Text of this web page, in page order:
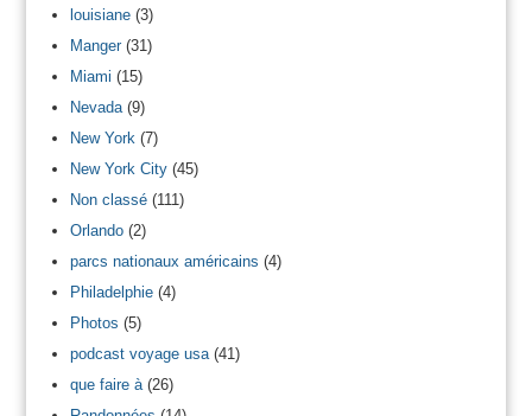
louisiane(3)
Manger(31)
Miami (15)
Nevada(9)
New York (7)
New York City(45)
Non classé(111)
Orlando(2)
parcs nationaux américains (4)
Philadelphie(4)
Photos (5)
podcast voyage usa(41)
que faire à(26)